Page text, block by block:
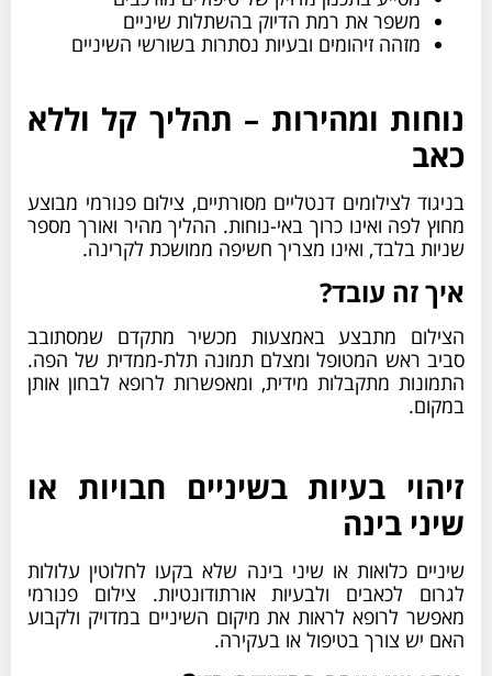
משפר את רמת הדיוק בהשתלות שיניים
מזהה זיהומים ובעיות נסתרות בשורשי השיניים
נוחות ומהירות – תהליך קל וללא
כאב
בניגוד לצילומים דנטליים מסורתיים, צילום פנורמי מבוצע
מחוץ לפה ואינו כרוך באי-נוחות. ההליך מהיר ואורך מספר
שניות בלבד, ואינו מצריך חשיפה ממושכת לקרינה.
איך זה עובד?
הצילום מתבצע באמצעות מכשיר מתקדם שמסתובב
סביב ראש המטופל ומצלם תמונה תלת-ממדית של הפה.
התמונות מתקבלות מידית, ומאפשרות לרופא לבחון אותן
במקום.
זיהוי בעיות בשיניים חבויות או
שיני בינה
שיניים כלואות או שיני בינה שלא בקעו לחלוטין עלולות
לגרום לכאבים ולבעיות אורתודונטיות. צילום פנורמי
מאפשר לרופא לראות את מיקום השיניים במדויק ולקבוע
האם יש צורך בטיפול או בעקירה.